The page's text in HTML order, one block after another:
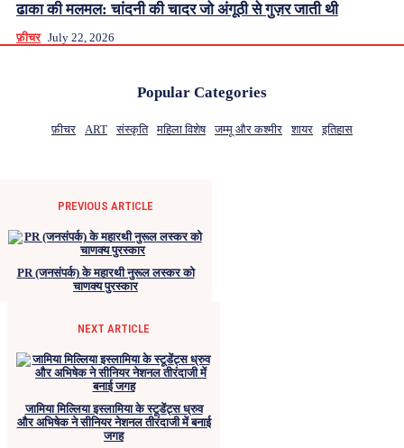
ढाका की मलमल: चांदनी की चादर जो अंगूठी से गुज़र जाती थी
फ़ीचर July 22, 2026
Popular Categories
फ़ीचर ART संस्कृति महिला विशेष जम्मू और कश्मीर शायर इतिहास
PREVIOUS ARTICLE
PR (जनसंपर्क) के महारथी नुरूल लस्कर को
चाणक्य पुरस्कार
NEXT ARTICLE
जामिया मिल्लिया इस्लामिया के स्टूडेंट्स ध्रुव
और अभिषेक ने सीनियर नेशनल तीरंदाजी में बनाई
जगह